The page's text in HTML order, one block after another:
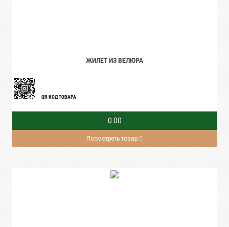
ЖИЛЕТ ИЗ ВЕЛЮРА
QR КОД ТОВАРА
0.00
Посмотреть товар